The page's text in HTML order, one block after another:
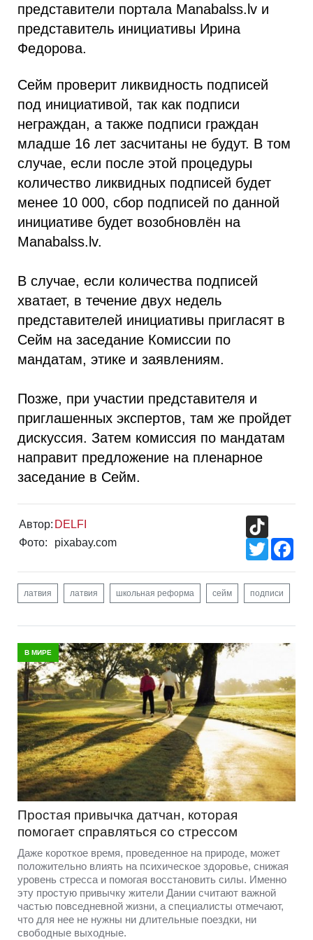
представители портала Manabalss.lv и
представитель инициативы Ирина
Федорова.
Сейм проверит ликвидность подписей
под инициативой, так как подписи
неграждан, а также подписи граждан
младше 16 лет засчитаны не будут. В том
случае, если после этой процедуры
количество ликвидных подписей будет
менее 10 000, сбор подписей по данной
инициативе будет возобновлён на
Manabalss.lv.
В случае, если количества подписей
хватает, в течение двух недель
представителей инициативы пригласят в
Сейм на заседание Комиссии по
мандатам, этике и заявлениям.
Позже, при участии представителя и
приглашенных экспертов, там же пройдет
дискуссия. Затем комиссия по мандатам
направит предложение на пленарное
заседание в Сейм.
Автор: DELFI
Фото:
pixabay.com
Twitter
латвия латвия школьная реформа сейм подписи
В МИРЕ
Простая привычка датчан, которая
помогает справляться со стрессом
Даже короткое время, проведенное на природе, может
положительно влиять на психическое здоровье, снижая
уровень стресса и помогая восстановить силы. Именно
эту простую привычку жители Дании считают важной
частью повседневной жизни, а специалисты отмечают,
что для нее не нужны ни длительные поездки, ни
свободные выходные.